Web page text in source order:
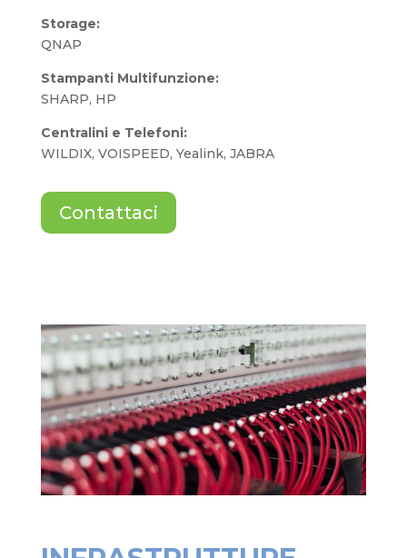
Storage:
QNAP
Stampanti Multifunzione:
SHARP, HP
Centralini e Telefoni:
WILDIX, VOISPEED, Yealink, JABRA
Contattaci